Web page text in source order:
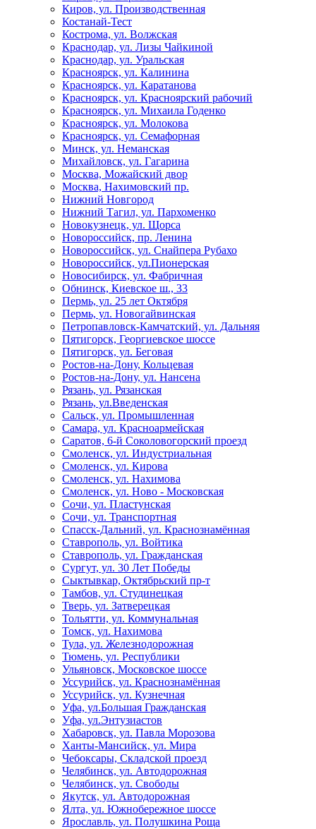
Киров, ул. Производственная
Костанай-Тест
Кострома, ул. Волжская
Краснодар, ул. Лизы Чайкиной
Краснодар, ул. Уральская
Красноярск, ул. Калинина
Красноярск, ул. Каратанова
Красноярск, ул. Красноярский рабочий
Красноярск, ул. Михаила Годенко
Красноярск, ул. Молокова
Красноярск, ул. Семафорная
Минск, ул. Неманская
Михайловск, ул. Гагарина
Москва, Можайский двор
Москва, Нахимовский пр.
Нижний Новгород
Нижний Тагил, ул. Пархоменко
Новокузнецк, ул. Щорса
Новороссийск, пр. Ленина
Новороссийск, ул. Снайпера Рубахо
Новороссийск, ул.Пионерская
Новосибирск, ул. Фабричная
Обнинск, Киевское ш., 33
Пермь, ул. 25 лет Октября
Пермь, ул. Новогайвинская
Петропавловск-Камчатский, ул. Дальняя
Пятигорск, Георгиевское шоссе
Пятигорск, ул. Беговая
Ростов-на-Дону, Кольцевая
Ростов-на-Дону, ул. Нансена
Рязань, ул. Рязанская
Рязань, ул.Введенская
Сальск, ул. Промышленная
Самара, ул. Красноармейская
Саратов, 6-й Соколовогорский проезд
Смоленск, ул. Индустриальная
Смоленск, ул. Кирова
Смоленск, ул. Нахимова
Смоленск, ул. Ново - Московская
Сочи, ул. Пластунская
Сочи, ул. Транспортная
Спасск-Дальний, ул. Краснознамённая
Ставрополь, ул. Войтика
Ставрополь, ул. Гражданская
Сургут, ул. 30 Лет Победы
Сыктывкар, Октябрьский пр-т
Тамбов, ул. Студинецкая
Тверь, ул. Затверецкая
Тольятти, ул. Коммунальная
Томск, ул. Нахимова
Тула, ул. Железнодорожная
Тюмень, ул. Республики
Ульяновск, Московское шоссе
Уссурийск, ул. Краснознамённая
Уссурийск, ул. Кузнечная
Уфа, ул.Большая Гражданская
Уфа, ул.Энтузиастов
Хабаровск, ул. Павла Морозова
Ханты-Мансийск, ул. Мира
Чебоксары, Складской проезд
Челябинск, ул. Автодорожная
Челябинск, ул. Свободы
Якутск, ул. Автодорожная
Ялта, ул. Южнобережное шоссе
Ярославль, ул. Полушкина Роща